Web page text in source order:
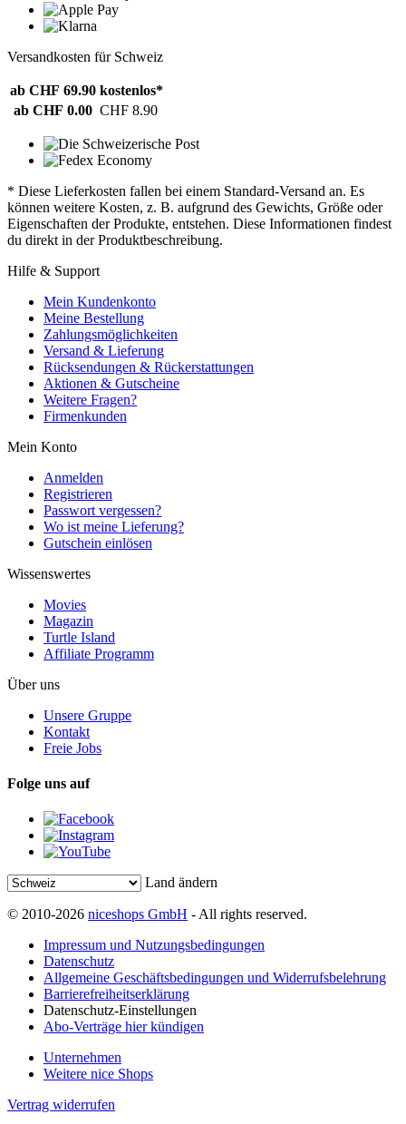
Versandkosten für Schweiz
ab CHF 69.90 kostenlos*
ab CHF 0.00 CHF 8.90
* Diese Lieferkosten fallen bei einem Standard-Versand an. Es
können weitere Kosten, z. B. aufgrund des Gewichts, Größe oder
Eigenschaften der Produkte, entstehen. Diese Informationen findest
du direkt in der Produktbeschreibung.
Hilfe & Support
Mein Kundenkonto
Meine Bestellung
Zahlungsmöglichkeiten
Versand & Lieferung
Rücksendungen & Rückerstattungen
Aktionen & Gutscheine
Weitere Fragen?
Firmenkunden
Mein Konto
Anmelden
Registrieren
Passwort vergessen?
Wo ist meine Lieferung?
Gutschein einlösen
Wissenswertes
Movies
Magazin
Turtle Island
Affiliate Programm
Über uns
Unsere Gruppe
Kontakt
Freie Jobs
Folge uns auf
Land ändern
© 2010-2026 niceshops GmbH - All rights reserved.
Impressum und Nutzungsbedingungen
Datenschutz
Allgemeine Geschäftsbedingungen und Widerrufsbelehrung
Barrierefreiheitserklärung
Datenschutz-Einstellungen
Abo-Verträge hier kündigen
Unternehmen
Weitere nice Shops
Vertrag widerrufen